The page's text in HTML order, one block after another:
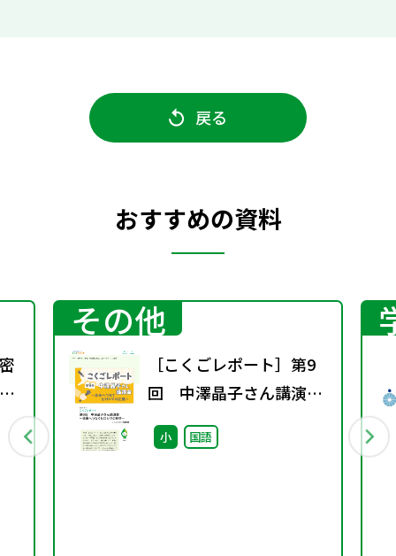
戻る
おすすめの資料
その他
［こくごレポート］第9
回 中澤晶子さん講演会
～未来へつなぐヒロシマ
の記憶～
小 国語